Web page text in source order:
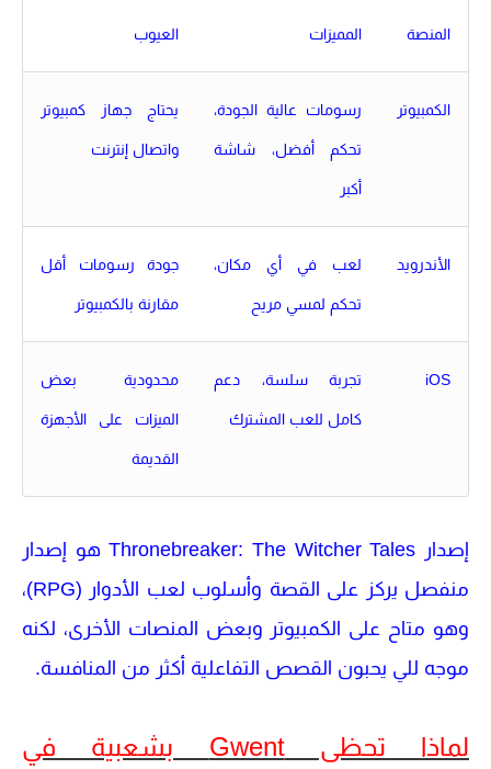
المنصة المميزات العيوب
الكمبيوتر رسومات عالية الجودة،
تحكم أفضل، شاشة
أكبر
يحتاج جهاز كمبيوتر
واتصال إنترنت
الأندرويد لعب في أي مكان،
تحكم لمسي مريح
جودة رسومات أقل
مقارنة بالكمبيوتر
iOS تجربة سلسة، دعم
كامل للعب المشترك
محدودية بعض
الميزات على الأجهزة
القديمة
إصدار Thronebreaker: The Witcher Talesهو إصدار
منفصل يركز على القصة وأسلوب لعب الأدوار (RPG)،
وهو متاح على الكمبيوتر وبعض المنصات الأخرى، لكنه
موجه للي يحبون القصص التفاعلية أكثر من المنافسة.
لماذا تحظى Gwent بشعبية في